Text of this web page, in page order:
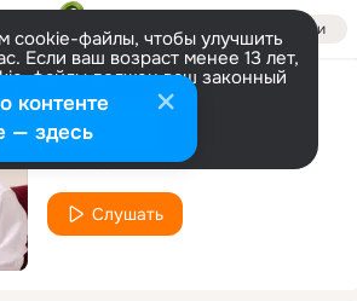
Войти
cookie-файлы, чтобы улучшить
Если ваш возраст менее 13 лет,
файлы должен ваш законный
Больше информации
Настроить
Nozli-nozli
Imomiddin Ahmedov
Слушать
контенте
— здесь